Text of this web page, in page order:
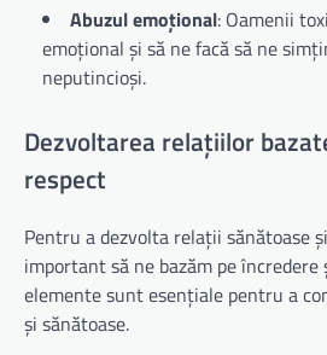
Abuzul emoțional: Oamenii
emoțional și să ne facă să ne
neputincioși.
Dezvoltarea relațiilor
respect
Pentru a dezvolta relații sănătoase
important să ne bazăm pe încredere
elemente sunt esențiale pentru a
și sănătoase.